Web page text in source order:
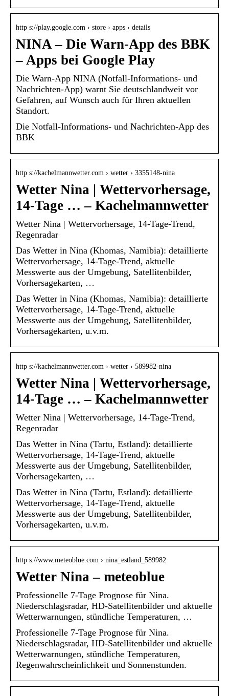
http s://play.google.com › store › apps › details
NINA – Die Warn-App des BBK
– Apps bei Google Play
Die Warn-App NINA (Notfall-Informations- und
Nachrichten-App) warnt Sie deutschlandweit vor
Gefahren, auf Wunsch auch für Ihren aktuellen
Standort.
Die Notfall-Informations- und Nachrichten-App des
BBK
http s://kachelmannwetter.com › wetter › 3355148-nina
Wetter Nina | Wettervorhersage,
14-Tage … – Kachelmannwetter
Wetter Nina | Wettervorhersage, 14-Tage-Trend,
Regenradar
Das Wetter in Nina (Khomas, Namibia): detaillierte
Wettervorhersage, 14-Tage-Trend, aktuelle
Messwerte aus der Umgebung, Satellitenbilder,
Vorhersagekarten, …
Das Wetter in Nina (Khomas, Namibia): detaillierte
Wettervorhersage, 14-Tage-Trend, aktuelle
Messwerte aus der Umgebung, Satellitenbilder,
Vorhersagekarten, u.v.m.
http s://kachelmannwetter.com › wetter › 589982-nina
Wetter Nina | Wettervorhersage,
14-Tage … – Kachelmannwetter
Wetter Nina | Wettervorhersage, 14-Tage-Trend,
Regenradar
Das Wetter in Nina (Tartu, Estland): detaillierte
Wettervorhersage, 14-Tage-Trend, aktuelle
Messwerte aus der Umgebung, Satellitenbilder,
Vorhersagekarten, …
Das Wetter in Nina (Tartu, Estland): detaillierte
Wettervorhersage, 14-Tage-Trend, aktuelle
Messwerte aus der Umgebung, Satellitenbilder,
Vorhersagekarten, u.v.m.
http s://www.meteoblue.com › nina_estland_589982
Wetter Nina – meteoblue
Professionelle 7-Tage Prognose für Nina.
Niederschlagsradar, HD-Satellitenbilder und aktuelle
Wetterwarnungen, stündliche Temperaturen, …
Professionelle 7-Tage Prognose für Nina.
Niederschlagsradar, HD-Satellitenbilder und aktuelle
Wetterwarnungen, stündliche Temperaturen,
Regenwahrscheinlichkeit und Sonnenstunden.